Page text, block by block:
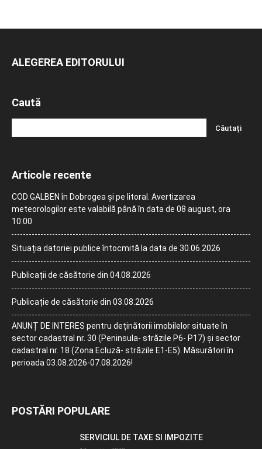
ALEGEREA EDITORULUI
Caută
Articole recente
COD GALBEN în Dobrogea și pe litoral. Avertizarea
meteorologilor este valabilă până în data de 08 august, ora
10:00
Situația datoriei publice întocmită la data de 30.06.2026
Publicații de căsătorie din 04.08.2026
Publicație de căsătorie din 03.08.2026
ANUNȚ DE INTERES pentru deținătorii imobilelor situate în
sector cadastral nr. 30 (Peninsula- străzile P6- P17) și sector
cadastral nr. 18 (Zona Ecluză- străzile E1-E5). Măsurători în
perioada 03.08.2026-07.08.2026!
POSTĂRI POPULARE
SERVICIUL DE TAXE SI IMPOZITE